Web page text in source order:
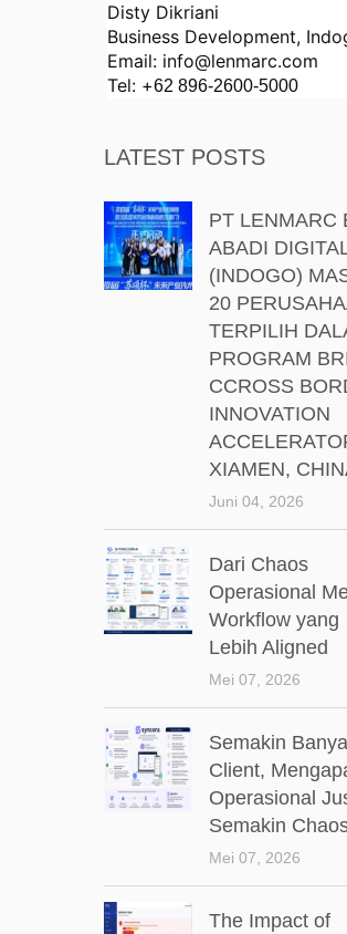
Disty Dikriani
Business Development,
Email: info@lenmarc.com
Tel: +62 896-2600-5000
LATEST POSTS
PT LENMARC
ABADI
(INDOGO)
20
TERPILIH
PROGRAM
CCROSS
INNOVATION
XIAMEN,
Juni 04, 2026
Dari Chaos
Operasional
Workflow yang
Lebih Aligned
Mei 07, 2026
Semakin
Client,
Operasional
Semakin
Mei 07, 2026
The Impact of